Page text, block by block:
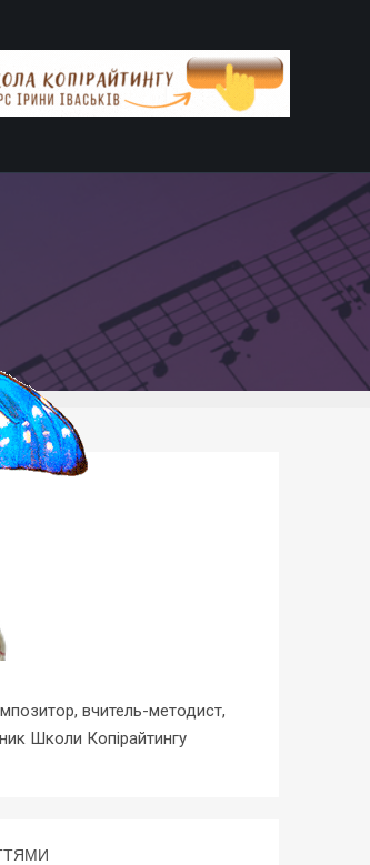
вчитель-методист,
Школи Копірайтингу